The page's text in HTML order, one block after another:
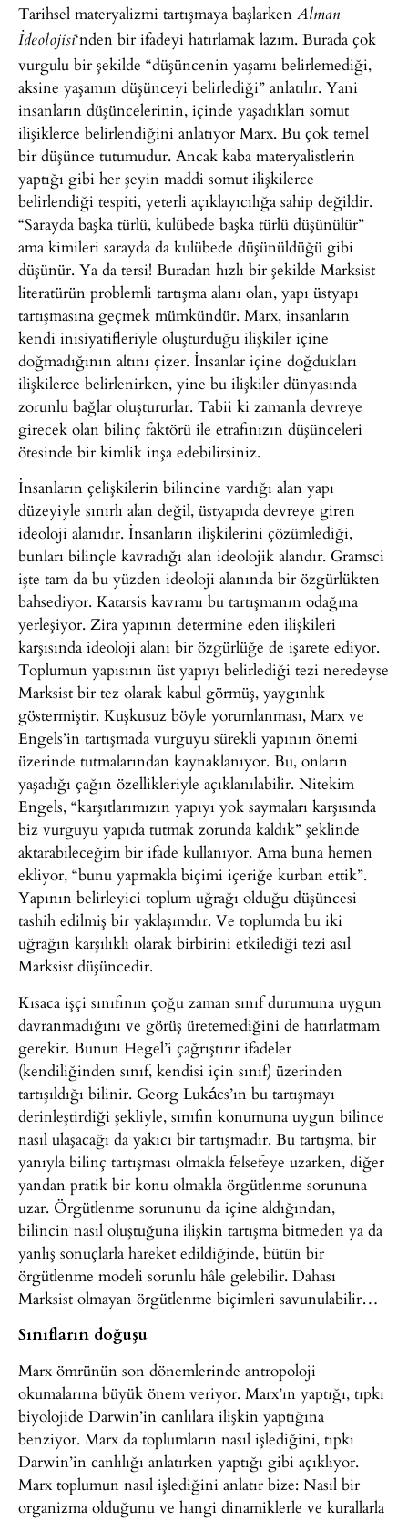
Tarihsel materyalizmi tartışmaya başlarken Alman
İdeolojisi‘nden bir ifadeyi hatırlamak lazım. Burada çok
vurgulu bir şekilde “düşüncenin yaşamı belirlemediği,
aksine yaşamın düşünceyi belirlediği” anlatılır. Yani
insanların düşüncelerinin, içinde yaşadıkları somut
ilişiklerce belirlendiğini anlatıyor Marx. Bu çok temel
bir düşünce tutumudur. Ancak kaba materyalistlerin
yaptığı gibi her şeyin maddi somut ilişkilerce
belirlendiği tespiti, yeterli açıklayıcılığa sahip değildir.
“Sarayda başka türlü, kulübede başka türlü düşünülür”
ama kimileri sarayda da kulübede düşünüldüğü gibi
düşünür. Ya da tersi! Buradan hızlı bir şekilde Marksist
literatürün problemli tartışma alanı olan, yapı üstyapı
tartışmasına geçmek mümkündür. Marx, insanların
kendi inisiyatifleriyle oluşturduğu ilişkiler içine
doğmadığının altını çizer. İnsanlar içine doğdukları
ilişkilerce belirlenirken, yine bu ilişkiler dünyasında
zorunlu bağlar oluştururlar. Tabii ki zamanla devreye
girecek olan bilinç faktörü ile etrafınızın düşünceleri
ötesinde bir kimlik inşa edebilirsiniz.
İnsanların çelişkilerin bilincine vardığı alan yapı
düzeyiyle sınırlı alan değil, üstyapıda devreye giren
ideoloji alanıdır. İnsanların ilişkilerini çözümlediği,
bunları bilinçle kavradığı alan ideolojik alandır. Gramsci
işte tam da bu yüzden ideoloji alanında bir özgürlükten
bahsediyor. Katarsis kavramı bu tartışmanın odağına
yerleşiyor. Zira yapının determine eden ilişkileri
karşısında ideoloji alanı bir özgürlüğe de işarete ediyor.
Toplumun yapısının üst yapıyı belirlediği tezi neredeyse
Marksist bir tez olarak kabul görmüş, yaygınlık
göstermiştir. Kuşkusuz böyle yorumlanması, Marx ve
Engels’in tartışmada vurguyu sürekli yapının önemi
üzerinde tutmalarından kaynaklanıyor. Bu, onların
yaşadığı çağın özellikleriyle açıklanılabilir. Nitekim
Engels, “karşıtlarımızın yapıyı yok saymaları karşısında
biz vurguyu yapıda tutmak zorunda kaldık” şeklinde
aktarabileceğim bir ifade kullanıyor. Ama buna hemen
ekliyor, “bunu yapmakla biçimi içeriğe kurban ettik”.
Yapının belirleyici toplum uğrağı olduğu düşüncesi
tashih edilmiş bir yaklaşımdır. Ve toplumda bu iki
uğrağın karşılıklı olarak birbirini etkilediği tezi asıl
Marksist düşüncedir.
Kısaca işçi sınıfının çoğu zaman sınıf durumuna uygun
davranmadığını ve görüş üretemediğini de hatırlatmam
gerekir. Bunun Hegel’i çağrıştırır ifadeler
(kendiliğinden sınıf, kendisi için sınıf) üzerinden
tartışıldığı bilinir. Georg Lukács’ın bu tartışmayı
derinleştirdiği şekliyle, sınıfın konumuna uygun bilince
nasıl ulaşacağı da yakıcı bir tartışmadır. Bu tartışma, bir
yanıyla bilinç tartışması olmakla felsefeye uzarken, diğer
yandan pratik bir konu olmakla örgütlenme sorununa
uzar. Örgütlenme sorununu da içine aldığından,
bilincin nasıl oluştuğuna ilişkin tartışma bitmeden ya da
yanlış sonuçlarla hareket edildiğinde, bütün bir
örgütlenme modeli sorunlu hâle gelebilir. Dahası
Marksist olmayan örgütlenme biçimleri savunulabilir…
Sınıfların doğuşu
Marx ömrünün son dönemlerinde antropoloji
okumalarına büyük önem veriyor. Marx’ın yaptığı, tıpkı
biyolojide Darwin’in canlılara ilişkin yaptığına
benziyor. Marx da toplumların nasıl işlediğini, tıpkı
Darwin’in canlılığı anlatırken yaptığı gibi açıklıyor.
Marx toplumun nasıl işlediğini anlatır bize: Nasıl bir
organizma olduğunu ve hangi dinamiklerle ve kurallarla